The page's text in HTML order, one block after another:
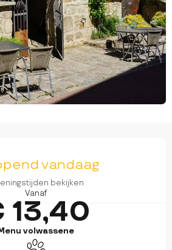
vandaag
bekijken
Vanaf
13,40
volwassene
Dieren toegelaten